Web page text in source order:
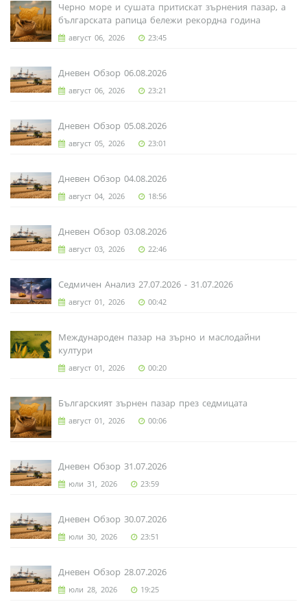
Черно море и сушата притискат зърнения пазар, а
българската рапица бележи рекордна година
август 06, 2026 23:45
Дневен Обзор 06.08.2026
август 06, 2026 23:21
Дневен Обзор 05.08.2026
август 05, 2026 23:01
Дневен Обзор 04.08.2026
август 04, 2026 18:56
Дневен Обзор 03.08.2026
август 03, 2026 22:46
Седмичен Анализ 27.07.2026 - 31.07.2026
август 01, 2026 00:42
Международен пазар на зърно и маслодайни
култури
август 01, 2026 00:20
Българският зърнен пазар през седмицата
август 01, 2026 00:06
Дневен Обзор 31.07.2026
юли 31, 2026 23:59
Дневен Обзор 30.07.2026
юли 30, 2026 23:51
Дневен Обзор 28.07.2026
юли 28, 2026 19:25